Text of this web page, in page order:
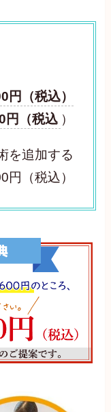
（税込）
（税込 ）
を追加する
（税込）